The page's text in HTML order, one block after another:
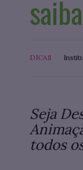
DICAS
Seja
todos